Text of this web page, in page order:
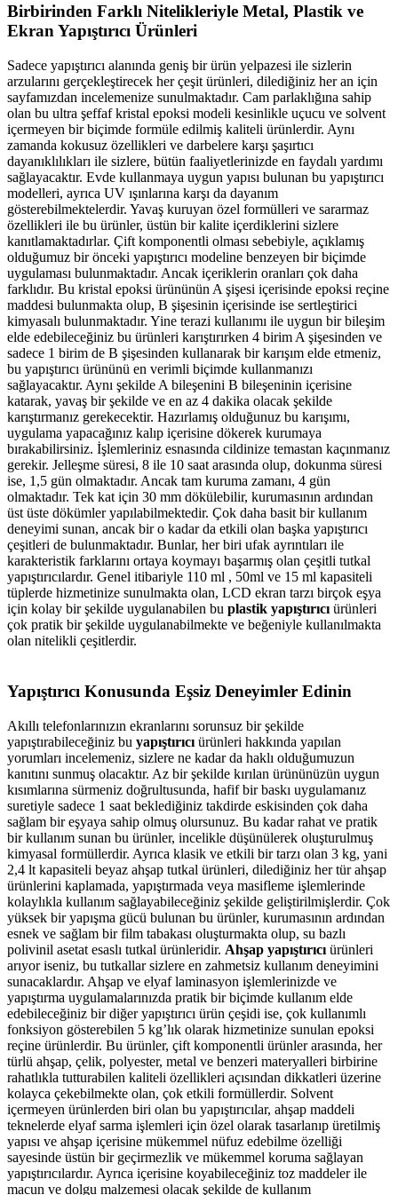
Birbirinden Farklı Nitelikleriyle Metal, Plastik ve
Ekran Yapıştırıcı Ürünleri
Sadece yapıştırıcı alanında geniş bir ürün yelpazesi ile sizlerin
arzularını gerçekleştirecek her çeşit ürünleri, dilediğiniz her an için
sayfamızdan incelemenize sunulmaktadır. Cam parlaklığına sahip
olan bu ultra şeffaf kristal epoksi modeli kesinlikle uçucu ve solvent
içermeyen bir biçimde formüle edilmiş kaliteli ürünlerdir. Aynı
zamanda kokusuz özellikleri ve darbelere karşı şaşırtıcı
dayanıklılıkları ile sizlere, bütün faaliyetlerinizde en faydalı yardımı
sağlayacaktır. Evde kullanmaya uygun yapısı bulunan bu yapıştırıcı
modelleri, ayrıca UV ışınlarına karşı da dayanım
gösterebilmektelerdir. Yavaş kuruyan özel formülleri ve sararmaz
özellikleri ile bu ürünler, üstün bir kalite içerdiklerini sizlere
kanıtlamaktadırlar. Çift komponentli olması sebebiyle, açıklamış
olduğumuz bir önceki yapıştırıcı modeline benzeyen bir biçimde
uygulaması bulunmaktadır. Ancak içeriklerin oranları çok daha
farklıdır. Bu kristal epoksi ürününün A şişesi içerisinde epoksi reçine
maddesi bulunmakta olup, B şişesinin içerisinde ise sertleştirici
kimyasalı bulunmaktadır. Yine terazi kullanımı ile uygun bir bileşim
elde edebileceğiniz bu ürünleri karıştırırken 4 birim A şişesinden ve
sadece 1 birim de B şişesinden kullanarak bir karışım elde etmeniz,
bu yapıştırıcı ürününü en verimli biçimde kullanmanızı
sağlayacaktır. Aynı şekilde A bileşenini B bileşeninin içerisine
katarak, yavaş bir şekilde ve en az 4 dakika olacak şekilde
karıştırmanız gerekecektir. Hazırlamış olduğunuz bu karışımı,
uygulama yapacağınız kalıp içerisine dökerek kurumaya
bırakabilirsiniz. İşlemleriniz esnasında cildinize temastan kaçınmanız
gerekir. Jelleşme süresi, 8 ile 10 saat arasında olup, dokunma süresi
ise, 1,5 gün olmaktadır. Ancak tam kuruma zamanı, 4 gün
olmaktadır. Tek kat için 30 mm dökülebilir, kurumasının ardından
üst üste dökümler yapılabilmektedir. Çok daha basit bir kullanım
deneyimi sunan, ancak bir o kadar da etkili olan başka yapıştırıcı
çeşitleri de bulunmaktadır. Bunlar, her biri ufak ayrıntıları ile
karakteristik farklarını ortaya koymayı başarmış olan çeşitli tutkal
yapıştırıcılardır. Genel itibariyle 110 ml , 50ml ve 15 ml kapasiteli
tüplerde hizmetinize sunulmakta olan, LCD ekran tarzı birçok eşya
için kolay bir şekilde uygulanabilen bu plastik yapıştırıcı ürünleri
çok pratik bir şekilde uygulanabilmekte ve beğeniyle kullanılmakta
olan nitelikli çeşitlerdir.
Yapıştırıcı Konusunda Eşsiz Deneyimler Edinin
Akıllı telefonlarınızın ekranlarını sorunsuz bir şekilde
yapıştırabileceğiniz bu yapıştırıcı ürünleri hakkında yapılan
yorumları incelemeniz, sizlere ne kadar da haklı olduğumuzun
kanıtını sunmuş olacaktır. Az bir şekilde kırılan ürününüzün uygun
kısımlarına sürmeniz doğrultusunda, hafif bir baskı uygulamanız
suretiyle sadece 1 saat beklediğiniz takdirde eskisinden çok daha
sağlam bir eşyaya sahip olmuş olursunuz. Bu kadar rahat ve pratik
bir kullanım sunan bu ürünler, incelikle düşünülerek oluşturulmuş
kimyasal formüllerdir. Ayrıca klasik ve etkili bir tarzı olan 3 kg, yani
2,4 lt kapasiteli beyaz ahşap tutkal ürünleri, dilediğiniz her tür ahşap
ürünlerini kaplamada, yapıştırmada veya masifleme işlemlerinde
kolaylıkla kullanım sağlayabileceğiniz şekilde geliştirilmişlerdir. Çok
yüksek bir yapışma gücü bulunan bu ürünler, kurumasının ardından
esnek ve sağlam bir film tabakası oluşturmakta olup, su bazlı
polivinil asetat esaslı tutkal ürünleridir. Ahşap yapıştırıcı ürünleri
arıyor iseniz, bu tutkallar sizlere en zahmetsiz kullanım deneyimini
sunacaklardır. Ahşap ve elyaf laminasyon işlemlerinizde ve
yapıştırma uygulamalarınızda pratik bir biçimde kullanım elde
edebileceğiniz bir diğer yapıştırıcı ürün çeşidi ise, çok kullanımlı
fonksiyon gösterebilen 5 kg’lık olarak hizmetinize sunulan epoksi
reçine ürünlerdir. Bu ürünler, çift komponentli ürünler arasında, her
türlü ahşap, çelik, polyester, metal ve benzeri materyalleri birbirine
rahatlıkla tutturabilen kaliteli özellikleri açısından dikkatleri üzerine
kolayca çekebilmekte olan, çok etkili formüllerdir. Solvent
içermeyen ürünlerden biri olan bu yapıştırıcılar, ahşap maddeli
teknelerde elyaf sarma işlemleri için özel olarak tasarlanıp üretilmiş
yapısı ve ahşap içerisine mükemmel nüfuz edebilme özelliği
sayesinde üstün bir geçirmezlik ve mükemmel koruma sağlayan
yapıştırıcılardır. Ayrıca içerisine koyabileceğiniz toz maddeler ile
macun ve dolgu malzemesi olacak şekilde de kullanım